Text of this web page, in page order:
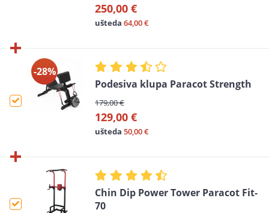
250,00 €
ušteda 64,00 €
-28%
Podesiva klupa Paracot Strength
179,00 €
129,00 €
ušteda 50,00 €
Chin Dip Power Tower Paracot Fit-
70